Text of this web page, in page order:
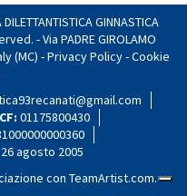
GINNASTICA
- Via PADRE GIROLAMO
(MC) -Privacy Policy-Cookie
CF: 01175800430
agosto 2005
con TeamArtist.com.